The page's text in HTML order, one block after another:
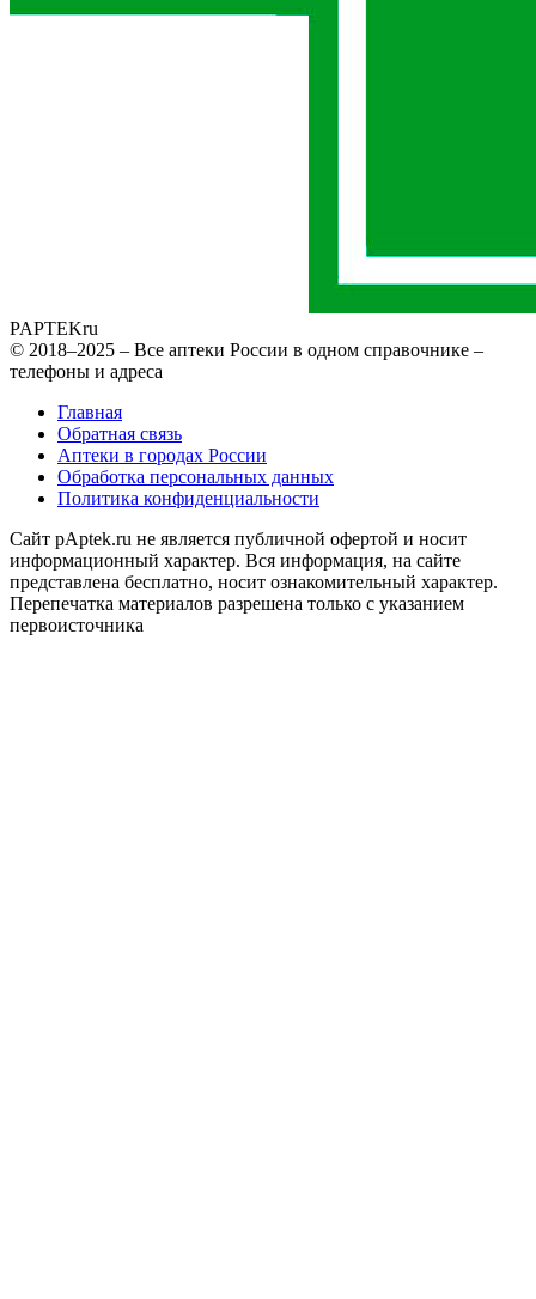
PAPTEKru
© 2018–2025 – Все аптеки России в одном справочнике –
телефоны и адреса
Главная
Обратная связь
Аптеки в городах России
Обработка персональных данных
Политика конфиденциальности
Сайт pAptek.ru не является публичной офертой и носит
информационный характер. Вся информация, на сайте
представлена бесплатно, носит ознакомительный характер.
Перепечатка материалов разрешена только с указанием
первоисточника